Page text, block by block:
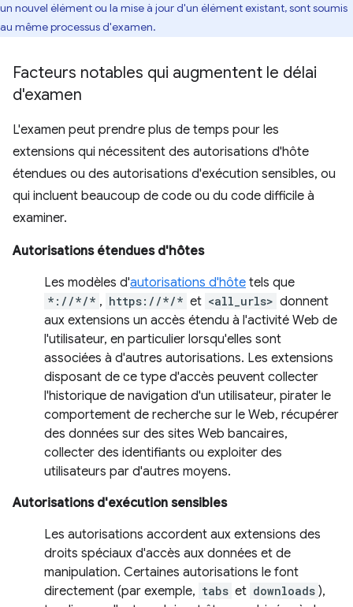
un nouvel élément ou la mise à jour d'un élément existant, sont soumis
au même processus d'examen.
Facteurs notables qui augmentent le délai
d'examen
L'examen peut prendre plus de temps pour les
extensions qui nécessitent des autorisations d'hôte
étendues ou des autorisations d'exécution sensibles, ou
qui incluent beaucoup de code ou du code difficile à
examiner.
Autorisations étendues d'hôtes
Les modèles d'autorisations d'hôte tels que
*://*/* , https://*/* et <all_urls> donnent
aux extensions un accès étendu à l'activité Web de
l'utilisateur, en particulier lorsqu'elles sont
associées à d'autres autorisations. Les extensions
disposant de ce type d'accès peuvent collecter
l'historique de navigation d'un utilisateur, pirater le
comportement de recherche sur le Web, récupérer
des données sur des sites Web bancaires,
collecter des identifiants ou exploiter des
utilisateurs par d'autres moyens.
Autorisations d'exécution sensibles
Les autorisations accordent aux extensions des
droits spéciaux d'accès aux données et de
manipulation. Certaines autorisations le font
directement (par exemple, tabs et downloads ),